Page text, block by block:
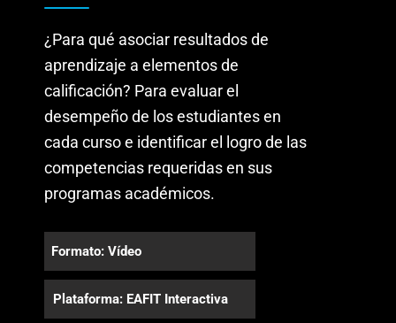
¿Para qué asociar resultados de
aprendizaje a elementos de
calificación? Para evaluar el
desempeño de los estudiantes en
cada curso e identificar el logro de las
competencias requeridas en sus
programas académicos.
Formato: Vídeo
Plataforma: EAFIT Interactiva